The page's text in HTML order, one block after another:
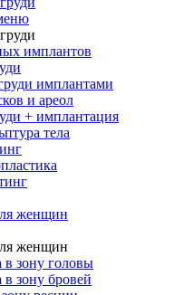
имплантов
имплантами
и ареол
+ имплантация
тела
женщин
женщин
в зону головы
в зону бровей